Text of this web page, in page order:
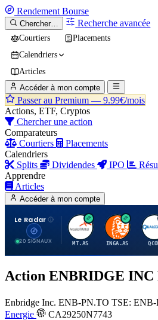
Rendement Bourse
Chercher… Recherche avancée
Courtiers
Placements
Calendriers
Articles
Accéder à mon compte
Passer au Premium — 9.99€/mois
Actions, ETF, Cryptos
Chercher une action
Comparateurs
Courtiers
Placements
Calendriers
Splits
Dividendes IPO
Apprendre
Articles
Accéder à mon compte
Le Radar
20 SIGNAUX
A
MT.AS
I
INGA.AS
Q
Action ENBRIDGE INC
Enbridge Inc. ENB-PN.TO TSE: ENB-
Energie
CA29250N7743